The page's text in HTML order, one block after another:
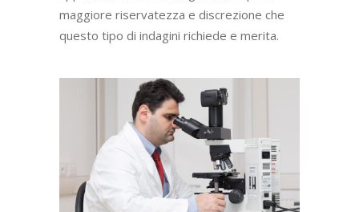
maggiore riservatezza e discrezione che
questo tipo di indagini richiede e merita.